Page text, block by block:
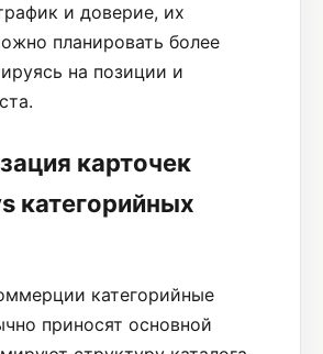
и доверие, их
планировать более
на позиции и
карточек
категорийных
категорийные
приносят основной